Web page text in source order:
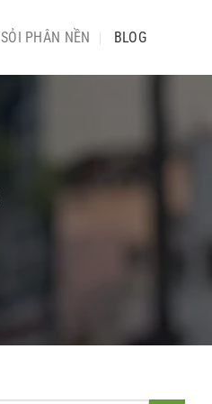
SỎI PHÂN NỀN BLOG